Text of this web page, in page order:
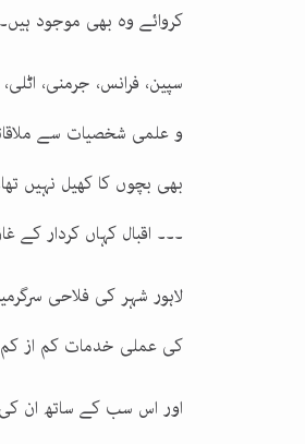
کروائے وہ بھی موجود ہیں۔
سپین، فرانس، جرمنی،
و علمی شخصیات سے
بھی بچوں کا کھیل نہیں
۔۔۔ اقبال کہاں کردار کے
لاہور شہر کی فلاحی
کی عملی خدمات کم از
اور اس سب کے ساتھ ان کی